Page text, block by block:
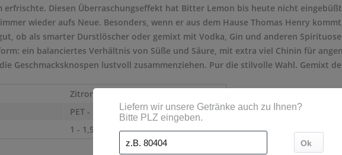
erfrischte. Diesen Überraschungseffekt hat Bitter Lemon bis heute nicht
wieder aufs Neue. Besonders, wenn er aus dem Hause Thomas Henry
ob als smarter Durstlöscher oder gemixt mit Vodka, Gin und anderen
ein balanciertes Verhältnis von Süße und Säure, mit extra viel Chinin für
Geschmacksknospen lustvoll zusammenziehen. Pur die stilvolle Wahl. Gemixt
Zitrone
PET - Mehrweg
1 - 1,5 l